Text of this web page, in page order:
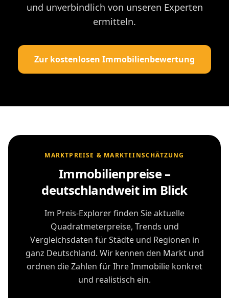
und unverbindlich von unseren Experten
ermitteln.
Zur kostenlosen Immobilienbewertung
MARKTPREISE & MARKTEINSCHÄTZUNG
Immobilienpreise –
deutschlandweit im Blick
Im Preis-Explorer finden Sie aktuelle
Quadratmeterpreise, Trends und
Vergleichsdaten für Städte und Regionen in
ganz Deutschland. Wir kennen den Markt und
ordnen die Zahlen für Ihre Immobilie konkret
und realistisch ein.